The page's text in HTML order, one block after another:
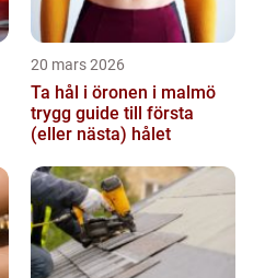
20 mars 2026
Ta hål i öronen i malmö
trygg guide till första
(eller nästa) hålet